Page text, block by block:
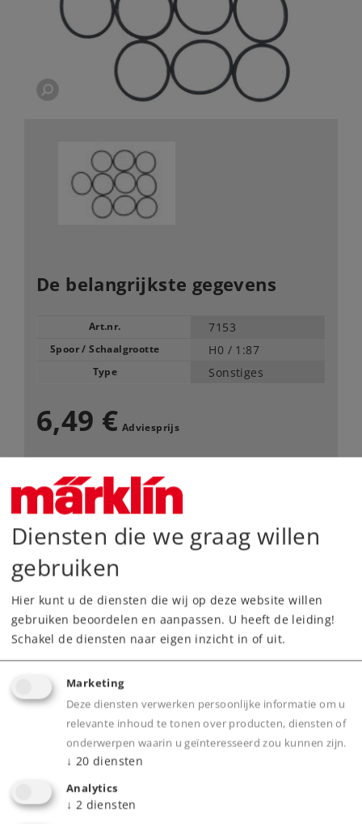
De belangrijkste gegevens
Art.nr. 7153
Spoor / Schaalgrootte H0 / 1:87
Type Sonstiges
6,49 € Adviesprijs
Leverbaar vanaf fabriek.
Webwinkel
Dealer zoeken
Downloads
Highlights
Diensten die we graag willen
gebruiken
Hier kunt u de diensten die wij op deze website willen
gebruiken beoordelen en aanpassen. U heeft de leiding!
Schakel de diensten naar eigen inzicht in of uit.
Marketing
Deze diensten verwerken persoonlijke informatie om u
relevante inhoud te tonen over producten, diensten of
onderwerpen waarin u geïnteresseerd zou kunnen zijn.
↓ 20 diensten
Analytics
↓ 2 diensten